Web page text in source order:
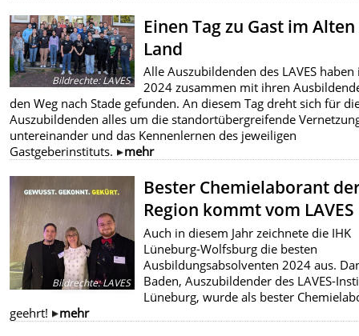
Bildrechte:LAVES
Einen Tag zu Gast im Alten
Land
Alle Auszubildenden des LAVES haben
2024 zusammen mit ihren
den Weg nach Stade gefunden. An diesem Tag dreht sich für
Auszubildenden alles um die standortübergreifende
untereinander und das Kennenlernen des jeweiligen
Gastgeberinstituts.
mehr
Bildrechte:LAVES
Bester Chemielaborant
Region kommt vom LAVES
Auch in diesem Jahr zeichnete die IHK
Lüneburg-Wolfsburg die besten
Ausbildungsabsolventen 2024 aus.
Baden, Auszubildender des LAVES-
Lüneburg, wurde als bester
geehrt!
mehr